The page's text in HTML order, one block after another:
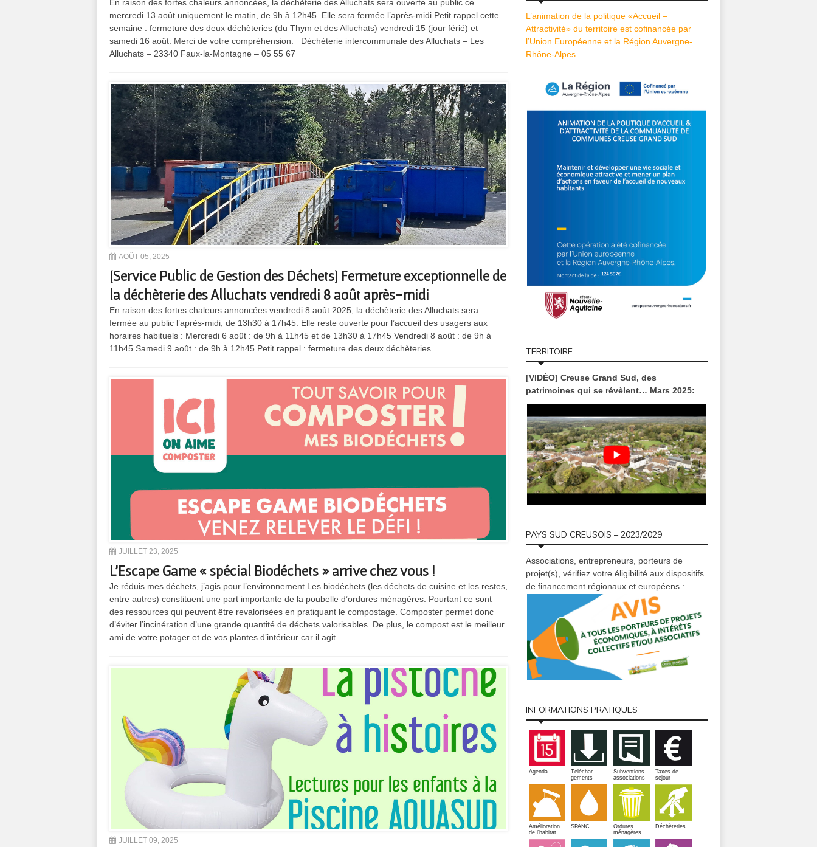
En raison des fortes chaleurs annoncées, la déchèterie des Alluchats sera ouverte au public ce
mercredi 13 août uniquement le matin, de 9h à 12h45. Elle sera fermée l’après-midi Petit rappel cette
semaine : fermeture des deux déchèteries (du Thym et des Alluchats) vendredi 15 (jour férié) et
samedi 16 août. Merci de votre compréhension. Déchèterie intercommunale des Alluchats – Les
Alluchats – 23340 Faux-la-Montagne – 05 55 67
AOÛT 05, 2025
[Service Public de Gestion des Déchets] Fermeture exceptionnelle de
la déchèterie des Alluchats vendredi 8 août après-midi
En raison des fortes chaleurs annoncées vendredi 8 août 2025, la déchèterie des Alluchats sera
fermée au public l’après-midi, de 13h30 à 17h45. Elle reste ouverte pour l’accueil des usagers aux
horaires habituels : Mercredi 6 août : de 9h à 11h45 et de 13h30 à 17h45 Vendredi 8 août : de 9h à
11h45 Samedi 9 août : de 9h à 12h45 Petit rappel : fermeture des deux déchèteries
JUILLET 23, 2025
L’Escape Game « spécial Biodéchets » arrive chez vous !
Je réduis mes déchets, j’agis pour l’environnement Les biodéchets (les déchets de cuisine et les restes,
entre autres) constituent une part importante de la poubelle d’ordures ménagères. Pourtant ce sont
des ressources qui peuvent être revalorisées en pratiquant le compostage. Composter permet donc
d’éviter l’incinération d’une grande quantité de déchets valorisables. De plus, le compost est le meilleur
ami de votre potager et de vos plantes d’intérieur car il agit
JUILLET 09, 2025
L’animation de la politique «Accueil –
Attractivité» du territoire est cofinancée par
l’Union Européenne et la Région Auvergne-
Rhône-Alpes
TERRITOIRE
[VIDÉO] Creuse Grand Sud, des
patrimoines qui se révèlent… Mars 2025:
PAYS SUD CREUSOIS – 2023/2029
Associations, entrepreneurs, porteurs de
projet(s), vérifiez votre éligibilité aux dispositifs
de financement régionaux et européens :
INFORMATIONS PRATIQUES
Agenda
Téléchar-
gements
Subventions
associations
Taxes de
sejour
Amélioration
de l'habitat
SPANC
Ordures
ménagères
Déchèteries